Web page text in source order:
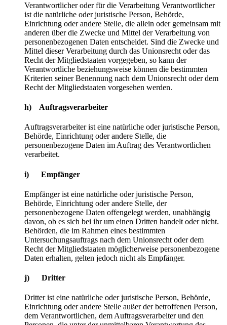
Verantwortlicher oder für die Verarbeitung Verantwortlicher
ist die natürliche oder juristische Person, Behörde,
Einrichtung oder andere Stelle, die allein oder gemeinsam mit
anderen über die Zwecke und Mittel der Verarbeitung von
personenbezogenen Daten entscheidet. Sind die Zwecke und
Mittel dieser Verarbeitung durch das Unionsrecht oder das
Recht der Mitgliedstaaten vorgegeben, so kann der
Verantwortliche beziehungsweise können die bestimmten
Kriterien seiner Benennung nach dem Unionsrecht oder dem
Recht der Mitgliedstaaten vorgesehen werden.
h) Auftragsverarbeiter
Auftragsverarbeiter ist eine natürliche oder juristische Person,
Behörde, Einrichtung oder andere Stelle, die
personenbezogene Daten im Auftrag des Verantwortlichen
verarbeitet.
i) Empfänger
Empfänger ist eine natürliche oder juristische Person,
Behörde, Einrichtung oder andere Stelle, der
personenbezogene Daten offengelegt werden, unabhängig
davon, ob es sich bei ihr um einen Dritten handelt oder nicht.
Behörden, die im Rahmen eines bestimmten
Untersuchungsauftrags nach dem Unionsrecht oder dem
Recht der Mitgliedstaaten möglicherweise personenbezogene
Daten erhalten, gelten jedoch nicht als Empfänger.
j) Dritter
Dritter ist eine natürliche oder juristische Person, Behörde,
Einrichtung oder andere Stelle außer der betroffenen Person,
dem Verantwortlichen, dem Auftragsverarbeiter und den